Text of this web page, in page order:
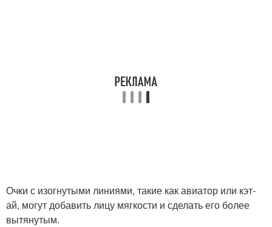
Очки с изогнутыми линиями, такие как авиатор или кэт-
ай, могут добавить лицу мягкости и сделать его более
вытянутым.